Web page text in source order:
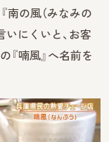
南の風（みなみの
いにくいと、お客
『喃風』へ名前を